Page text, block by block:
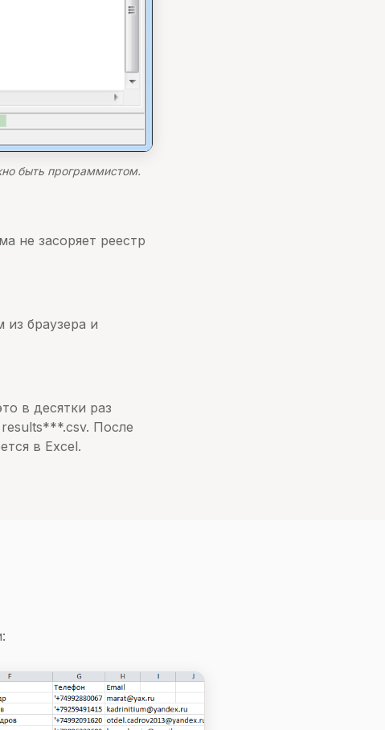
быть программистом.
не засоряет реестр
браузера и
в десятки раз
После
в Excel.